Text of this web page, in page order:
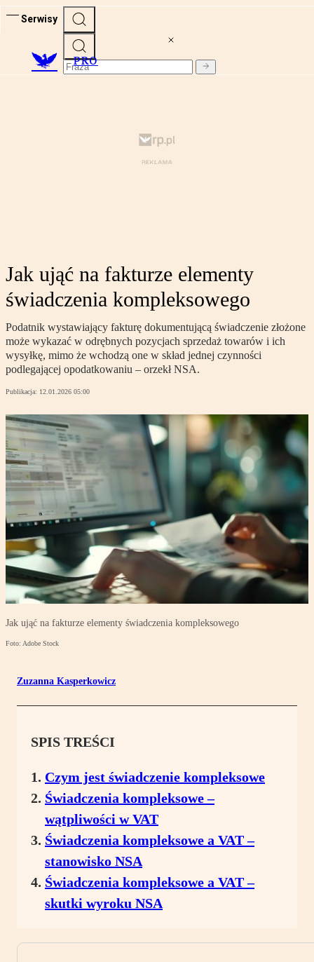
Serwisy
PRO
Jak ująć na fakturze elementy
świadczenia kompleksowego
Podatnik wystawiający fakturę dokumentującą świadczenie złożone
może wykazać w odrębnych pozycjach sprzedaż towarów i ich
wysyłkę, mimo że wchodzą one w skład jednej czynności
podlegającej opodatkowaniu – orzekł NSA.
Publikacja: 12.01.2026 05:00
Jak ująć na fakturze elementy świadczenia kompleksowego
Foto: Adobe Stock
Zuzanna Kasperkowicz
SPIS TREŚCI
Czym jest świadczenie kompleksowe
Świadczenia kompleksowe –
wątpliwości w VAT
Świadczenia kompleksowe a VAT –
stanowisko NSA
Świadczenia kompleksowe a VAT –
skutki wyroku NSA